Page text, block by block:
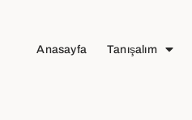
Anasayfa Tanışalım